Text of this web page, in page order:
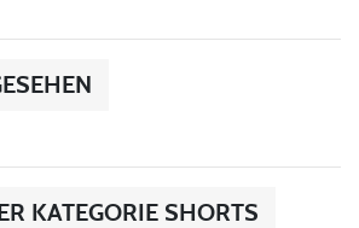
KATEGORIE SHORTS